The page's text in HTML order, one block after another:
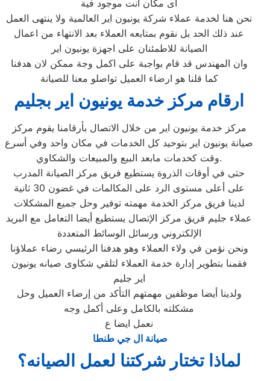
اى مكان انت موجود فية
نحن هنا لخدمة عملاء شركة يونيون اير العالمية ولا ينتهى العمل
عند ذلك الحد بل نقوم بمتابعه العملاء بعد الانتهاء من اعمال
الصيانة للاطمئنان على اجهزة يونيون اير
وان المهندس قد قام بواجبة على اكمل وجة ممكن لان هدفنا
كما قلنا هو ارضاء العميل تواصلو معنا للصيانة
ارقام مركز خدمة يونيون اير بجليم
مركز خدمة يونيون اير من خلال الاتصال بأرقامنا يقوم مركز
صيانة يونيون اير بتوحيد كل الخدمات في مكان واحد وفي أسرع
وقت كخدمات مابعد البيع والمبيعات والشكاوي.
حتى في أوقات الذروة يستطيع فريق مركز الصيانة المدرب
على أعلى مستوى الرد على المكالمات في غضون 30 ثانية
لدينا فريق مركز الخدمة مهمته توفير وحل جميع المشكلات
عملاء جليم فريق مركز الإتصال يستطيع أيضا التعامل مع البريد
الإلكتروني ورسائل الوسائط المتعددة
ونحن نؤمن في ولاء العملاء وهو هدفنا الرئيسي رضاء عملاؤنا
فقمنا بتطوير إدارة خدمة العملاء لتلقي شكاوى صيانه يونيون
اير جليم
ولدينا أيضا موظفين مهمتهم التأكد من إرضاء العميل وحل
مشكلته بالكامل وعلى أكمل وجه
نعمل ايضا ع
صيانة ال جي طنطا
لماذا تختار شركتنا لعمل الصيانه؟